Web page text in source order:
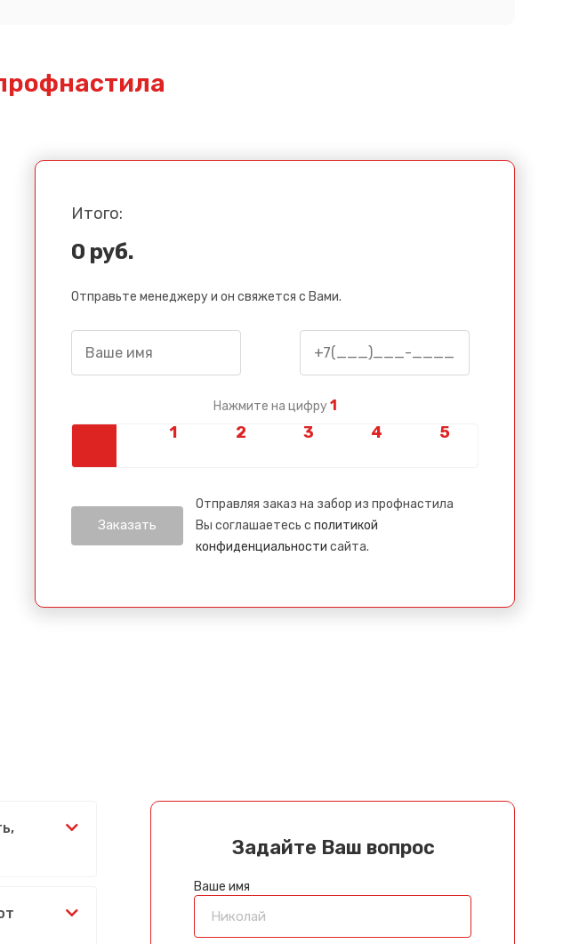
Итого:
0 руб.
Отправьте менеджеру и он свяжется с Вами.
Нажмите на цифру 1
Отправляя заказ на забор из профнастила
Вы соглашаетесь с политикой
конфиденциальности сайта.
Задайте Ваш вопрос
Ваше имя